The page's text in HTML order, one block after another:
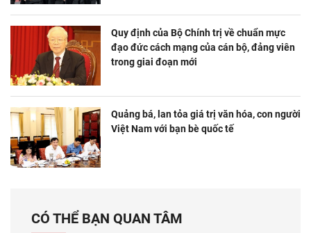
Quy định của Bộ Chính trị về chuẩn mực
đạo đức cách mạng của cán bộ, đảng viên
trong giai đoạn mới
Quảng bá, lan tỏa giá trị văn hóa, con người
Việt Nam với bạn bè quốc tế
CÓ THỂ BẠN QUAN TÂM